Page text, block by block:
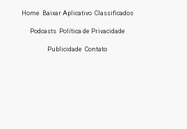
Home Baixar Aplicativo Classificados
Podcasts Política de Privacidade
Publicidade Contato